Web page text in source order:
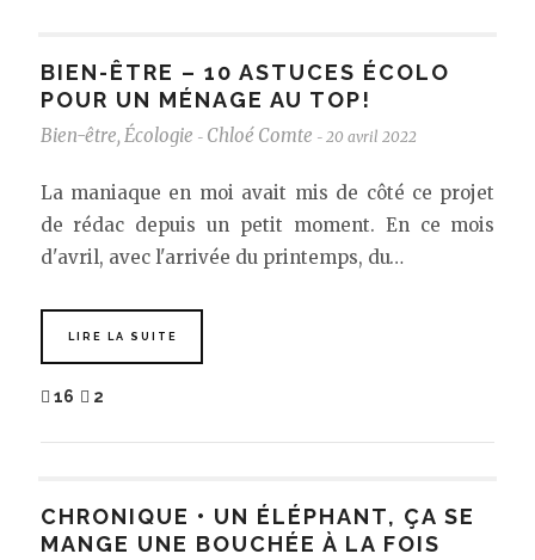
BIEN-ÊTRE – 10 ASTUCES ÉCOLO
POUR UN MÉNAGE AU TOP!
Bien-être, Écologie - Chloé Comte - 20 avril 2022
La maniaque en moi avait mis de côté ce projet
de rédac depuis un petit moment. En ce mois
d'avril, avec l'arrivée du printemps, du…
LIRE LA SUITE
16 2
CHRONIQUE • UN ÉLÉPHANT, ÇA SE
MANGE UNE BOUCHÉE À LA FOIS